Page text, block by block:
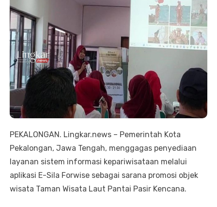
PEKALONGAN. Lingkar.news – Pemerintah Kota
Pekalongan, Jawa Tengah, menggagas penyediaan
layanan sistem informasi kepariwisataan melalui
aplikasi E-Sila Forwise sebagai sarana promosi objek
wisata Taman Wisata Laut Pantai Pasir Kencana.